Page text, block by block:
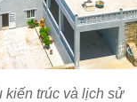
kiến trúc và lịch sử